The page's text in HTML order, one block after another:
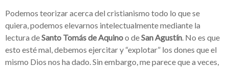
Podemos teorizar acerca del cristianismo todo lo que se
quiera, podemos elevarnos intelectualmente mediante la
lectura deSanto Tomás de Aquinoo deSan Agustín. No es que
esto esté mal, debemos ejercitar y “explotar” los dones que el
mismo Dios nos ha dado. Sin embargo, me parece que a veces,